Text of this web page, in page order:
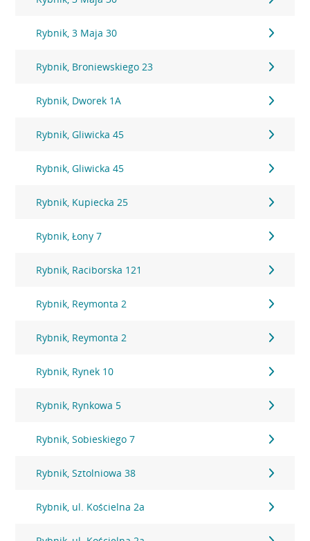
Rybnik, 3 Maja 30
Rybnik, Broniewskiego 23
Rybnik, Dworek 1A
Rybnik, Gliwicka 45
Rybnik, Gliwicka 45
Rybnik, Kupiecka 25
Rybnik, Łony 7
Rybnik, Raciborska 121
Rybnik, Reymonta 2
Rybnik, Reymonta 2
Rybnik, Rynek 10
Rybnik, Rynkowa 5
Rybnik, Sobieskiego 7
Rybnik, Sztolniowa 38
Rybnik, ul. Kościelna 2a